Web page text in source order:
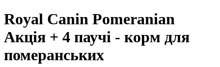
Royal Canin Pomeranian
Акція + 4 паучі - корм для
померанських